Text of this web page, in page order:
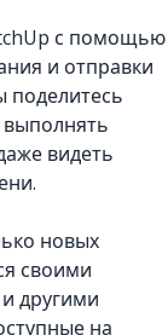
с помощью
и отправки
поделитесь
видеть
новых
своими
другими
на